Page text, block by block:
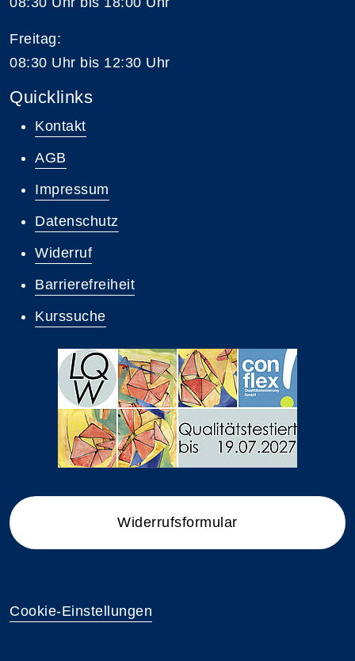
Freitag:
08:30 Uhr bis 12:30 Uhr
Quicklinks
Kontakt
AGB
Impressum
Datenschutz
Widerruf
Barrierefreiheit
Kurssuche
Widerrufsformular
Cookie-Einstellungen